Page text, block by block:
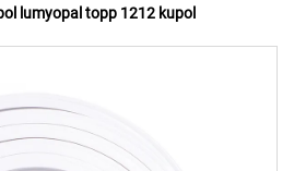
lumyopal topp 1212 kupol